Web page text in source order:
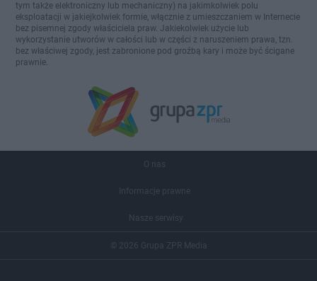
tym także elektroniczny lub mechaniczny) na jakimkolwiek polu
eksploatacji w jakiejkolwiek formie, włącznie z umieszczaniem w Internecie
bez pisemnej zgody właściciela praw. Jakiekolwiek użycie lub
wykorzystanie utworów w całości lub w części z naruszeniem prawa, tzn.
bez właściwej zgody, jest zabronione pod groźbą kary i może być ścigane
prawnie.
O nas
Informacje prawne
Nasze serwisy
© 2026 Grupa ZPR Media